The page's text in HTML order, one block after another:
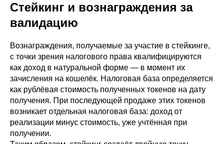
Стейкинг и вознаграждения за
валидацию
Вознаграждения, получаемые за участие в стейкинге,
с точки зрения налогового права квалифицируются
как доход в натуральной форме — в момент их
зачисления на кошелёк. Налоговая база определяется
как рублёвая стоимость полученных токенов на дату
получения. При последующей продаже этих токенов
возникает отдельная налоговая база: доход от
реализации минус стоимость, уже учтённая при
получении.